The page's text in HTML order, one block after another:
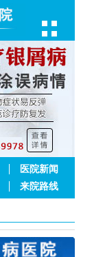
医院新闻
来院路线